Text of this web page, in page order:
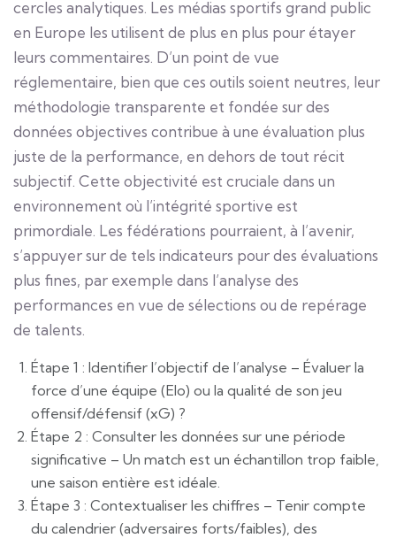
cercles analytiques. Les médias sportifs grand public
en Europe les utilisent de plus en plus pour étayer
leurs commentaires. D’un point de vue
réglementaire, bien que ces outils soient neutres, leur
méthodologie transparente et fondée sur des
données objectives contribue à une évaluation plus
juste de la performance, en dehors de tout récit
subjectif. Cette objectivité est cruciale dans un
environnement où l’intégrité sportive est
primordiale. Les fédérations pourraient, à l’avenir,
s’appuyer sur de tels indicateurs pour des évaluations
plus fines, par exemple dans l’analyse des
performances en vue de sélections ou de repérage
de talents.
Étape 1 : Identifier l’objectif de l’analyse – Évaluer la
force d’une équipe (Elo) ou la qualité de son jeu
offensif/défensif (xG) ?
Étape 2 : Consulter les données sur une période
significative – Un match est un échantillon trop faible,
une saison entière est idéale.
Étape 3 : Contextualiser les chiffres – Tenir compte
du calendrier (adversaires forts/faibles), des